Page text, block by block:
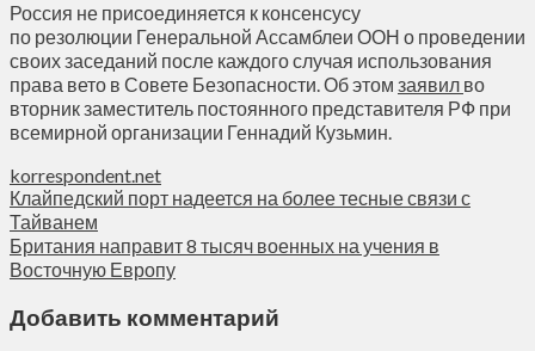
Россия не присоединяется к консенсусу
по резолюции Генеральной Ассамблеи ООН о проведении
своих заседаний после каждого случая использования
права вето в Совете Безопасности. Об этом заявил во
вторник заместитель постоянного представителя РФ при
всемирной организации Геннадий Кузьмин.
korrespondent.net
Клайпедский порт надеется на более тесные связи с
Тайванем
Британия направит 8 тысяч военных на учения в
Восточную Европу
Добавить комментарий